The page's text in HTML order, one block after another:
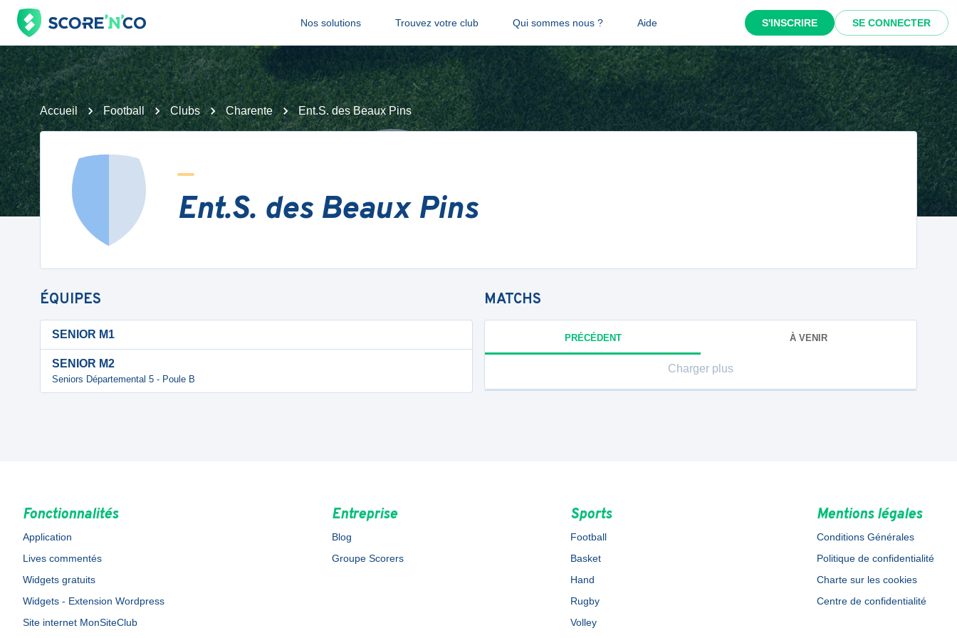
Nos solutions Trouvez votre club Qui sommes nous ? Aide S'INSCRIRE SE CONNECTER
Accueil Football Clubs Charente Ent.S. des Beaux Pins
Ent.S. des Beaux Pins
ÉQUIPES
SENIOR M1
SENIOR M2
Seniors Départemental 5 - Poule B
MATCHS
PRÉCÉDENT À VENIR
Charger plus
Fonctionnalités
Application
Lives commentés
Widgets gratuits
Widgets - Extension Wordpress
Site internet MonSiteClub
Entreprise
Blog
Groupe Scorers
Sports
Football
Basket
Hand
Rugby
Volley
Mentions légales
Conditions Générales
Politique de confidentialité
Charte sur les cookies
Centre de confidentialité